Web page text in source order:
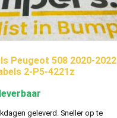
Peugeot 508 2020-2022
2-P5-4221z
geleverd. Sneller op te